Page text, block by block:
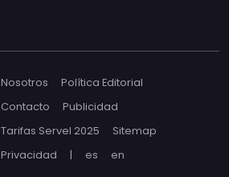
Nosotros
Política Editorial
Contacto
Publicidad
Tarifas Servel 2025
Sitemap
Privacidad
| es en